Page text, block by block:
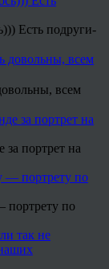
Есть подруги-
всем
портрет на
портрету по